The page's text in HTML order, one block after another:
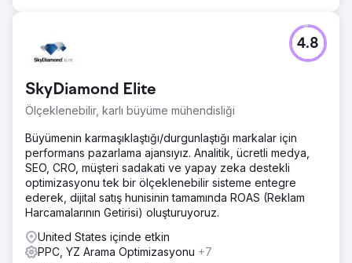
ve gelir yaratmada önemli bir geri dönüşe işaret etti.
SkyDiamond Elite
Ölçeklenebilir, karlı büyüme mühendisliği
4.8
Büyümenin karmaşıklaştığı/durgunlaştığı markalar için
performans pazarlama ajansıyız. Analitik, ücretli medya,
SEO, CRO, müşteri sadakati ve yapay zeka destekli
optimizasyonu tek bir ölçeklenebilir sisteme entegre
ederek, dijital satış hunisinin tamamında ROAS (Reklam
Harcamalarının Getirisi) oluşturuyoruz.
United States içinde etkin
PPC, YZ Arama Optimizasyonu +7